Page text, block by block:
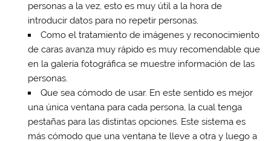
personas a la vez, esto es muy útil a la hora de
introducir datos para no repetir personas.
Como el tratamiento de imágenes y reconocimiento
de caras avanza muy rápido es muy recomendable que
en la galería fotográfica se muestre información de las
personas.
Que sea cómodo de usar. En este sentido es mejor
una única ventana para cada persona, la cual tenga
pestañas para las distintas opciones. Este sistema es
más cómodo que una ventana te lleve a otra y luego a